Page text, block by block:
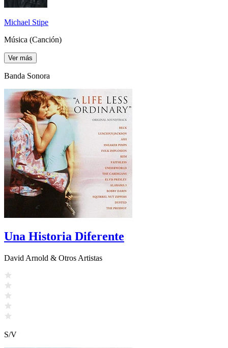
Michael Stipe
Música (Canción)
Ver más
Banda Sonora
Una Historia Diferente
David Arnold & Otros Artistas
S/V